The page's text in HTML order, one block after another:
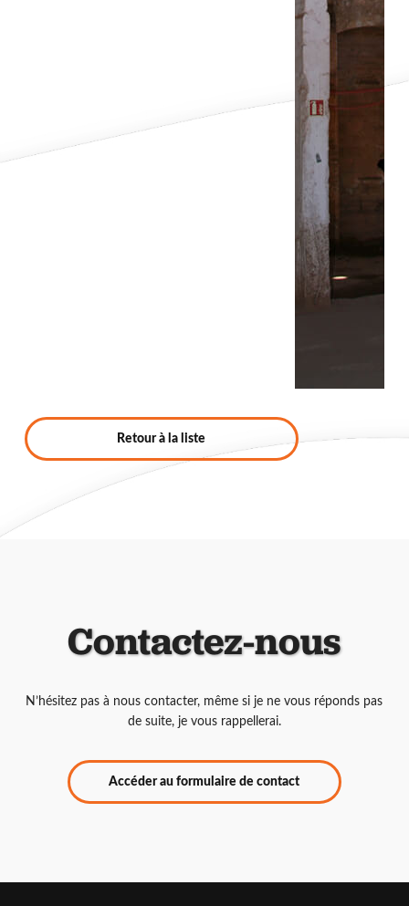
Retour à la liste
Contactez-nous
N’hésitez pas à nous contacter, même si je ne vous réponds pas
de suite, je vous rappellerai.
Accéder au formulaire de contact